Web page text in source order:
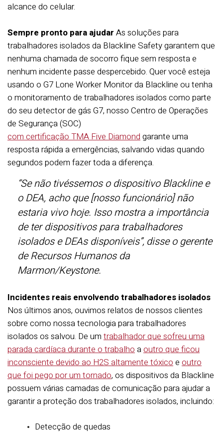
alcance do celular.
Sempre pronto para ajudar As soluções para
trabalhadores isolados da Blackline Safety garantem que
nenhuma chamada de socorro fique sem resposta e
nenhum incidente passe despercebido. Quer você esteja
usando o G7 Lone Worker Monitor da Blackline ou tenha
o monitoramento de trabalhadores isolados como parte
do seu detector de gás G7, nosso Centro de Operações
de Segurança (SOC)
com certificação TMA Five Diamond garante uma
resposta rápida a emergências, salvando vidas quando
segundos podem fazer toda a diferença.
“Se não tivéssemos o dispositivo Blackline e
o DEA, acho que [nosso funcionário] não
estaria vivo hoje. Isso mostra a importância
de ter dispositivos para trabalhadores
isolados e DEAs disponíveis”, disse o gerente
de Recursos Humanos da
Marmon/Keystone.
Incidentes reais envolvendo trabalhadores isolados
Nos últimos anos, ouvimos relatos de nossos clientes
sobre como nossa tecnologia para trabalhadores
isolados os salvou. De um trabalhador que sofreu uma
parada cardíaca durante o trabalho aoutro que ficou
inconsciente devido ao H2S altamente tóxico e outro
que foi pego por um tornado, os dispositivos da Blackline
possuem várias camadas de comunicação para ajudar a
garantir a proteção dos trabalhadores isolados, incluindo:
Detecção de quedas